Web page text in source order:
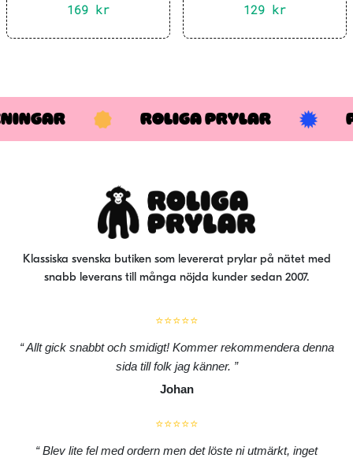
Jigsaw Puzzle Classic Sonic
169 kr
Chewbacca Hylkies 54
129 kr
ROLIGA PRYLAR
Klassiska svenska butiken som levererat prylar på nätet med
snabb leverans till många nöjda kunder sedan 2007.
⭐⭐⭐⭐⭐
Allt gick snabbt och smidigt! Kommer rekommendera denna
sida till folk jag känner.
Johan
⭐⭐⭐⭐⭐
Blev lite fel med ordern men det löste ni utmärkt, inget